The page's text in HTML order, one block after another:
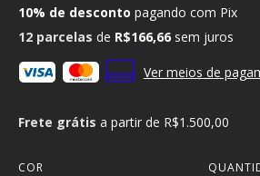
10% de desconto pagando com Pix
12 parcelas de R$166,66 sem juros
Ver meios de
Frete grátis a partir de R$1.500,00
COR